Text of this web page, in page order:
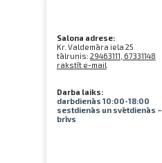
Salona adrese:
Kr. Valdemāra iela 25
tālrunis: 29463111, 67331148
rakstīt e-mail
Darba laiks:
darbdienās 10:00-18:00
sestdienās un svētdienās –
brīvs